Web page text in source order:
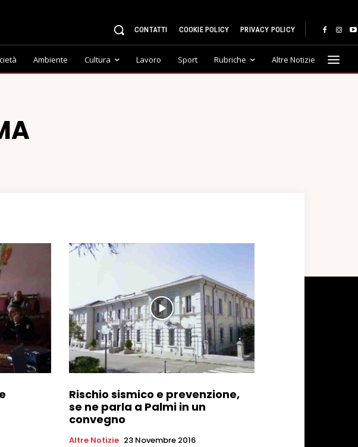
CONTATTI COOKIE POLICY PRIVACY POLICY
Ambiente Cultura Lavoro Sport Rubriche Altre Notizie
Rischio sismico e prevenzione,
se ne parla a Palmi in un
convegno
Altre Notizie 23 Novembre 2016